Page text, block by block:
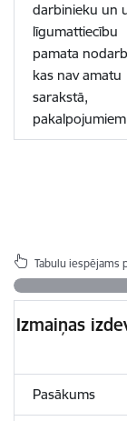
darbinieku un
līgumattiecību
pamata
kas nav amatu
sarakstā,
Tabulu iespējams
Izmaiņas
Pasākums